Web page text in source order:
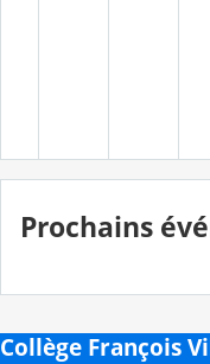
Prochains
Collège François